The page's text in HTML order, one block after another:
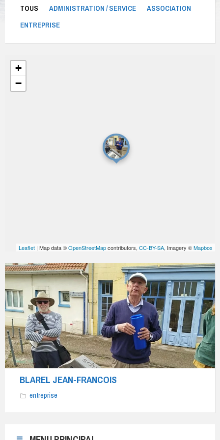
TOUS ADMINISTRATION / SERVICE
ASSOCIATION
ENTREPRISE
+
−
Leaflet | Map data ©OpenStreetMapcontributors, CC-BY-SA, Imagery ©Mapbox
BLAREL
Jean-
François,
guide-
conférencier
diplômé,
vous
fait
découvrir
l’histoire
patrimoine
BLAREL JEAN-FRANCOIS
entreprise